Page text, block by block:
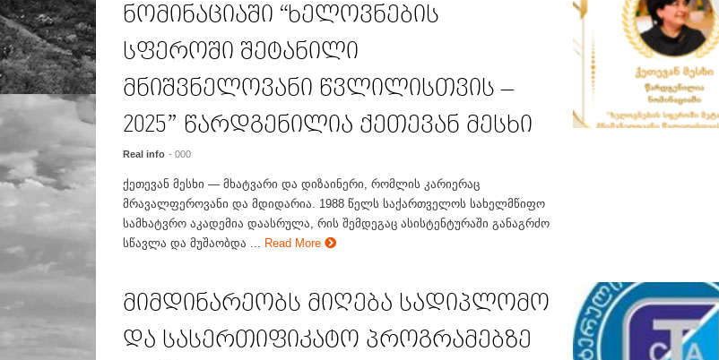
ნომინაციაში “ხელოვნების
სფეროში შეტანილი
მნიშვნელოვანი წვლილისთვის –
2025” წარდგენილია ქეთევან მესხი
Real info - 000
ქეთევან მესხი — მხატვარი და დიზაინერი, რომლის კარიერაც
მრავალფეროვანი და მდიდარია. 1988 წელს საქართველოს სახელმწიფო
სამხატვრო აკადემია დაასრულა, რის შემდეგაც ასისტენტურაში განაგრძო
სწავლა და მუშაობდა ... Read More
მიმდინარეობს მიღება სადიპლომო
და სასერთიფიკატო პროგრამებზე